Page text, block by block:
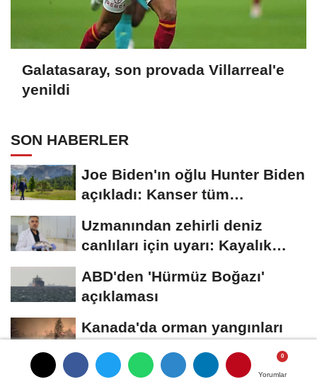
Yorumlar
Yorumlar
Galatasaray, son provada Villarreal'e
yenildi
SON HABERLER
Joe Biden'ın oğlu Hunter Biden
açıkladı: Kanser tüm
Uzmanından zehirli deniz
canlıları için uyarı: Kayalık
ABD'den 'Hürmüz Boğazı'
açıklaması
Kanada'da orman yangınları
nedeniyle yaklaşık 20 bin kişi
için...
Umman: Hürmüz Boğazı'ndaki